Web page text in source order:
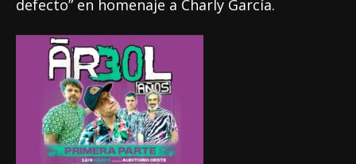
defecto” en homenaje a Charly García.